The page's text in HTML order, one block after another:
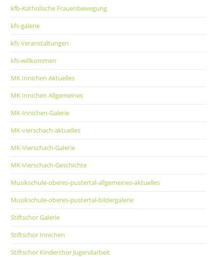
kfb-Katholische Frauenbewegung
kfs-galerie
kfs-Veranstaltungen
kfs-willkommen
MK Innichen Aktuelles
MK Innichen Allgemeines
MK-Innichen-Galerie
MK-vierschach-aktuelles
MK-Vierschach-Galerie
MK-Vierschach-Geschichte
Musikschule-oberes-pustertal-allgemeines-aktuelles
Musikschule-oberes-pustertal-bildergalerie
Stiftschor Galerie
Stiftschor Innichen
Stiftschor Kinderchor Jugendarbeit